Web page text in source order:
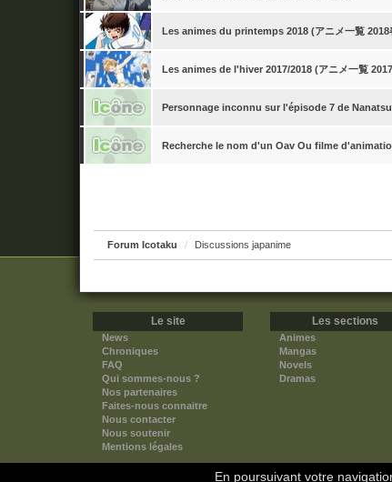
Les animes du printemps 2018 (アニメ一覧 2018
Les animes de l'hiver 2017/2018 (アニメ一覧
Personnage inconnu sur l'épisode 7 de
Recherche le nom d'un Oav Ou filme
Forum Icotaku Discussions japanime
Le site
News
Chroniques
FAQ
Qui sommes-nous ?
Nos partenaires
Faites-nous connaitre
Nous contacter
Nous soutenir
Mentions légales
Les sections
Animes
Mangas
Novels
Dramas
En poursuivant votre